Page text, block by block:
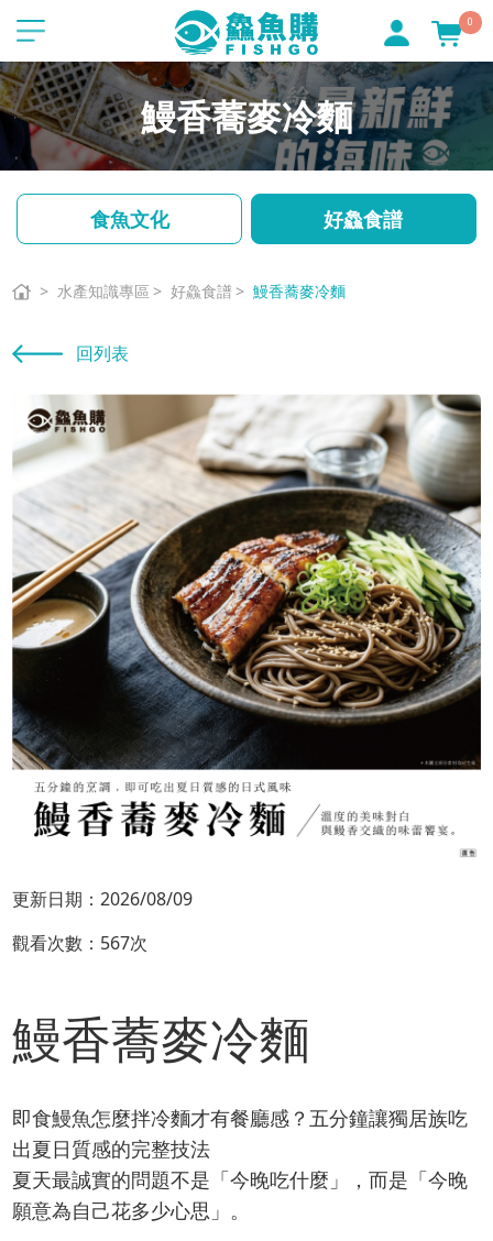
0
鰻香蕎麥冷麵
食魚文化 好鱻食譜
水產知識專區 好鱻食譜 鰻香蕎麥冷麵
回列表
更新日期：2026/08/09
觀看次數：567次
鰻香蕎麥冷麵
即食鰻魚怎麼拌冷麵才有餐廳感？五分鐘讓獨居族吃
出夏日質感的完整技法
夏天最誠實的問題不是「今晚吃什麼」，而是「今晚
願意為自己花多少心思」。